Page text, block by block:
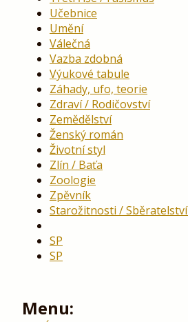
Učebnice
Umění
Válečná
Vazba zdobná
Výukové tabule
Záhady, ufo, teorie
Zdraví / Rodičovství
Zemědělství
Ženský román
Životní styl
Zlín / Baťa
Zoologie
Zpěvník
Starožitnosti / Sběratelství
SP
SP
Menu: